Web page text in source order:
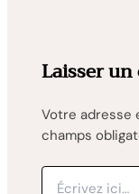
Laisser
Votre adresse
champs
Écrivez